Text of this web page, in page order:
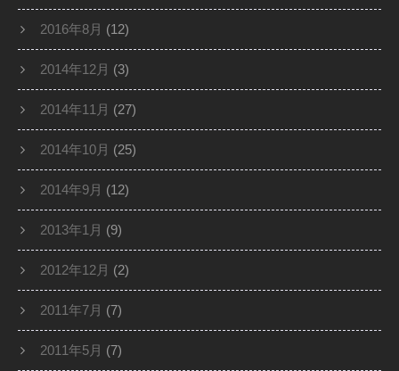
2016年8月 (12)
2014年12月 (3)
2014年11月 (27)
2014年10月 (25)
2014年9月 (12)
2013年1月 (9)
2012年12月 (2)
2011年7月 (7)
2011年5月 (7)